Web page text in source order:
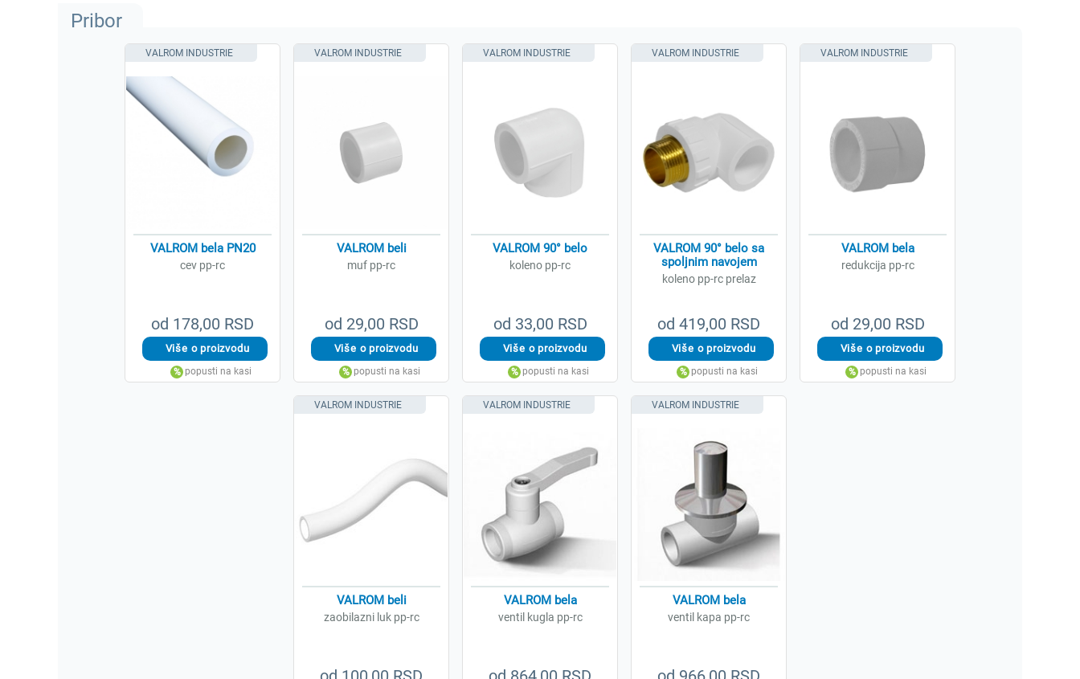
Pribor
od 178,00 RSD
VALROM bela PN20
cev pp-rc
VALROM INDUSTRIE
od 29,00 RSD
VALROM beli
muf pp-rc
VALROM INDUSTRIE
od 33,00 RSD
VALROM 90° belo
koleno pp-rc
VALROM INDUSTRIE
od 419,00 RSD
VALROM 90° belo sa
spoljnim navojem
koleno pp-rc prelaz
VALROM INDUSTRIE
od 29,00 RSD
VALROM bela
redukcija pp-rc
VALROM INDUSTRIE
VALROM beli
zaobilazni luk pp-rc
VALROM INDUSTRIE
VALROM bela
ventil kugla pp-rc
VALROM INDUSTRIE
VALROM bela
ventil kapa pp-rc
VALROM INDUSTRIE